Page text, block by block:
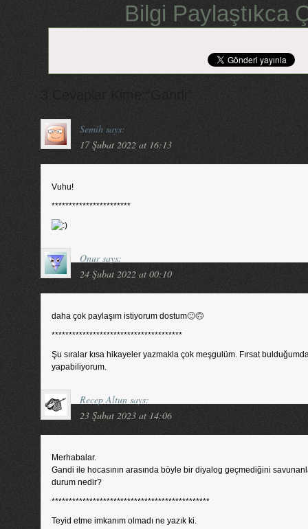
Bilgi Paylaştıkca
Semih says:
17 Şubat 2022 at 16:13
Vuhu!
***********************
Onur says:
24 Şubat 2022 at 00:10
daha çok paylaşım istiyorum dostum🙂🙃
**************************************
Şu sıralar kısa hikayeler yazmakla çok meşgulüm. Fırsat
yapabiliyorum.
Recep Altun says:
23 Şubat 2023 at 14:06
Merhabalar.
Gandi ile hocasının arasında böyle bir diyalog geçmediğini
durum nedir?
**********************************************
Teyid etme imkanım olmadı ne yazık ki.